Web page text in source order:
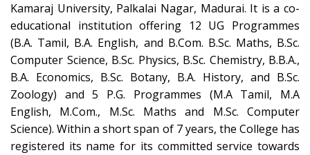
Kamaraj University, Palkalai Nagar, Madurai. It is a co-
educational institution offering 12 UG Programmes
(B.A. Tamil, B.A. English, and B.Com. B.Sc. Maths, B.Sc.
Computer Science, B.Sc. Physics, B.Sc. Chemistry, B.B.A.,
B.A. Economics, B.Sc. Botany, B.A. History, and B.Sc.
Zoology) and 5 P.G. Programmes (M.A Tamil, M.A
English, M.Com., M.Sc. Maths and M.Sc. Computer
Science). Within a short span of 7 years, the College has
registered its name for its committed service towards